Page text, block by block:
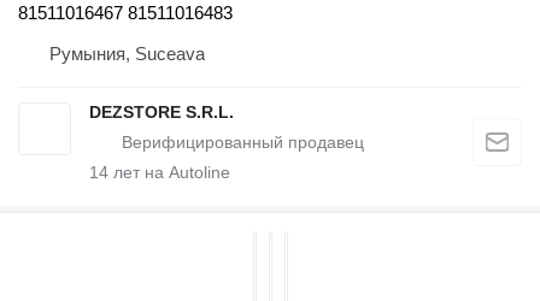
81511016467 81511016483
Румыния, Suceava
DEZSTORE S.R.L.
14 лет на Autoline